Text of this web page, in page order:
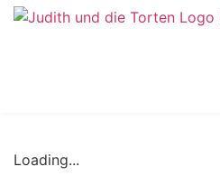
Loading...